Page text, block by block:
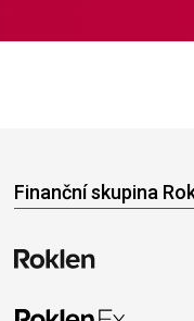
Finanční skupina